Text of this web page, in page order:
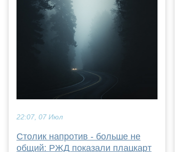
22:07, 07 Июл
Столик напротив - больше не
общий: РЖД показали плацкарт